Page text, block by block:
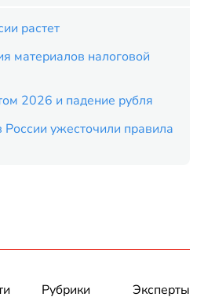
растет
материалов налоговой
2026 и падение рубля
России ужесточили правила
Рубрики Эксперты